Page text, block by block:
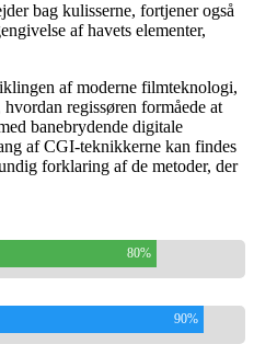
bag kulisserne, fortjener også
af havets elementer,
af moderne filmteknologi,
regissøren formåede at
banebrydende digitale
af CGI-teknikkerne kan findes
forklaring af de metoder, der
80%
90%